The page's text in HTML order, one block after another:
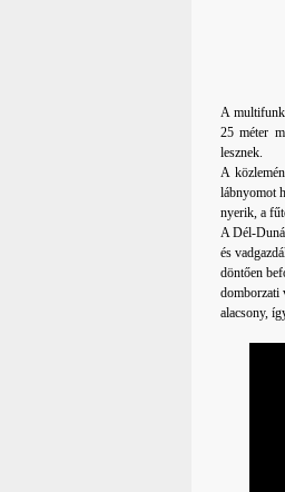
A
25 méter
lesznek.
A
lábnyomot
nyerik, a
A Dél-
és
döntően
domborzati
alacsony,